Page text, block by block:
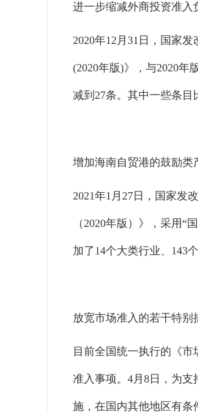
进一步缩减外商投资准入
2020年12月31日，国家
(2020年版)》，与2020年
减到27条。其中一些条目
增加海南自贸港的鼓励类
2021年1月27日，国家发
（2020年版）》，采用
加了14个大类行业、143
放宽市场准入的若干特别
目前全国统一执行的《
准入事项。4月8日，为
施，在国内其他地区有条